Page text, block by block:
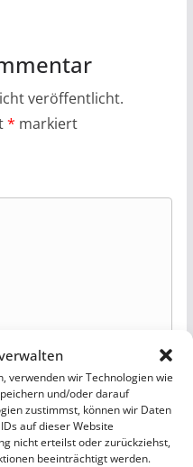
verwenden wir Technologien wie
und/oder darauf
zustimmst, können wir Daten
auf dieser Website
nicht erteilst oder zurückziehst,
beeinträchtigt werden.
veröffentlicht.
* markiert